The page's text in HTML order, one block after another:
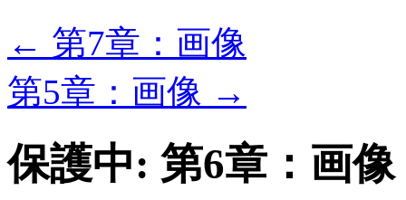
プ
← 第7章：画像
第5章：画像 →
保護中: 第6章：画像